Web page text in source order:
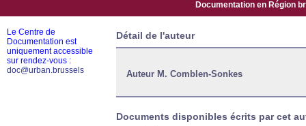
Documentation en Région
Détail de l'auteur
Auteur M. Comblen-Sonkes
Documents disponibles écrits par cet
Le Centre de
Documentation est
uniquement accessible
sur rendez-vous :
doc@urban.brussels